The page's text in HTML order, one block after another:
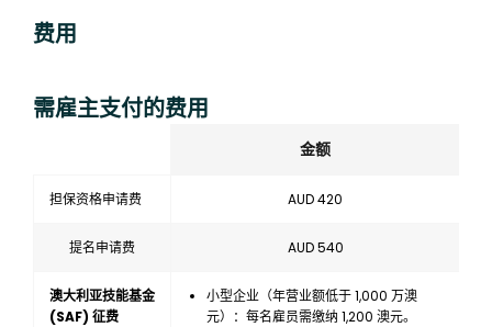
费用
需雇主支付的费用
金额
担保资格申请费 AUD 420
提名申请费 AUD 540
澳大利亚技能基金
(SAF) 征费
小型企业（年营业额低于 1,000 万澳
元）：每名雇员需缴纳 1,200 澳元。